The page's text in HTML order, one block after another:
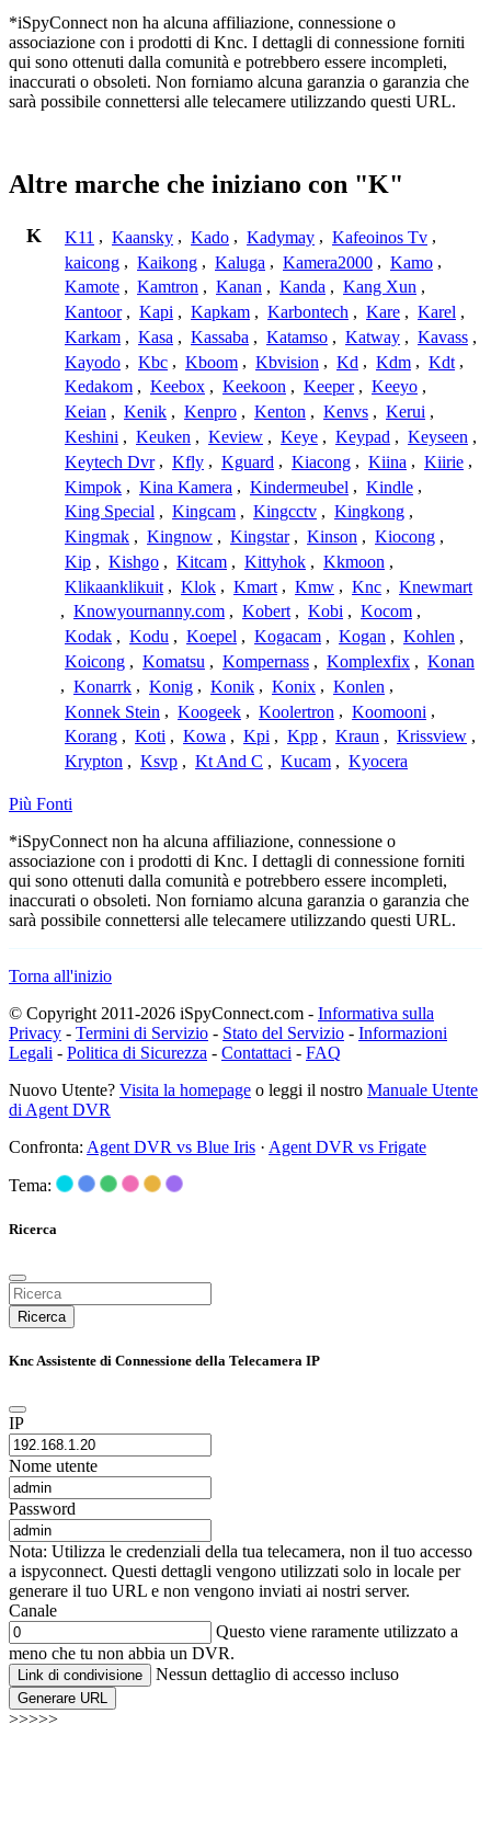
*iSpyConnect non ha alcuna affiliazione, connessione o
associazione con i prodotti di Knc. I dettagli di connessione forniti
qui sono ottenuti dalla comunità e potrebbero essere incompleti,
inaccurati o obsoleti. Non forniamo alcuna garanzia o garanzia che
sarà possibile connettersi alle telecamere utilizzando questi URL.
Altre marche che iniziano con "K"
K K11 , Kaansky , Kado , Kadymay , Kafeoinos Tv ,
kaicong , Kaikong , Kaluga , Kamera2000 , Kamo ,
Kamote , Kamtron , Kanan , Kanda , Kang Xun ,
Kantoor , Kapi , Kapkam , Karbontech , Kare , Karel ,
Karkam , Kasa , Kassaba , Katamso , Katway , Kavass ,
Kayodo , Kbc , Kboom , Kbvision , Kd , Kdm , Kdt ,
Kedakom , Keebox , Keekoon , Keeper , Keeyo ,
Keian , Kenik , Kenpro , Kenton , Kenvs , Kerui ,
Keshini , Keuken , Keview , Keye , Keypad , Keyseen ,
Keytech Dvr , Kfly , Kguard , Kiacong , Kiina , Kiirie ,
Kimpok , Kina Kamera , Kindermeubel , Kindle ,
King Special , Kingcam , Kingcctv , Kingkong ,
Kingmak , Kingnow , Kingstar , Kinson , Kiocong ,
Kip , Kishgo , Kitcam , Kittyhok , Kkmoon ,
Klikaanklikuit , Klok , Kmart , Kmw , Knc , Knewmart
, Knowyournanny.com , Kobert , Kobi , Kocom ,
Kodak , Kodu , Koepel , Kogacam , Kogan , Kohlen ,
Koicong , Komatsu , Kompernass , Komplexfix , Konan
, Konarrk , Konig , Konik , Konix , Konlen ,
Konnek Stein , Koogeek , Koolertron , Koomooni ,
Korang , Koti , Kowa , Kpi , Kpp , Kraun , Krissview ,
Krypton , Ksvp , Kt And C , Kucam , Kyocera
Più Fonti
*iSpyConnect non ha alcuna affiliazione, connessione o
associazione con i prodotti di Knc. I dettagli di connessione forniti
qui sono ottenuti dalla comunità e potrebbero essere incompleti,
inaccurati o obsoleti. Non forniamo alcuna garanzia o garanzia che
sarà possibile connettersi alle telecamere utilizzando questi URL.
Torna all'inizio
© Copyright 2011-2026 iSpyConnect.com - Informativa sulla
Privacy - Termini di Servizio - Stato del Servizio - Informazioni
Legali - Politica di Sicurezza - Contattaci - FAQ
Nuovo Utente? Visita la homepage o leggi il nostro Manuale Utente
di Agent DVR
Confronta: Agent DVR vs Blue Iris · Agent DVR vs Frigate
Tema:
Ricerca
Ricerca
Knc Assistente di Connessione della Telecamera IP
IP
Nome utente
Password
Nota: Utilizza le credenziali della tua telecamera, non il tuo accesso
a ispyconnect. Questi dettagli vengono utilizzati solo in locale per
generare il tuo URL e non vengono inviati ai nostri server.
Canale
Questo viene raramente utilizzato a
meno che tu non abbia un DVR.
Link di condivisione Nessun dettaglio di accesso incluso
Generare URL
>>>>>